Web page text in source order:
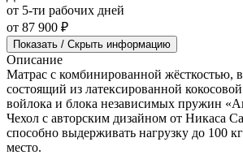
от 5-ти рабочих дней
от 87 900 ₽
Показать / Скрыть информацию
Описание
Матрас с комбинированной жёсткостью,
состоящий из латексированной
войлока и блока независимых пружин
Чехол с авторским дизайном от Никаса
способно выдерживать нагрузку до 100
место.